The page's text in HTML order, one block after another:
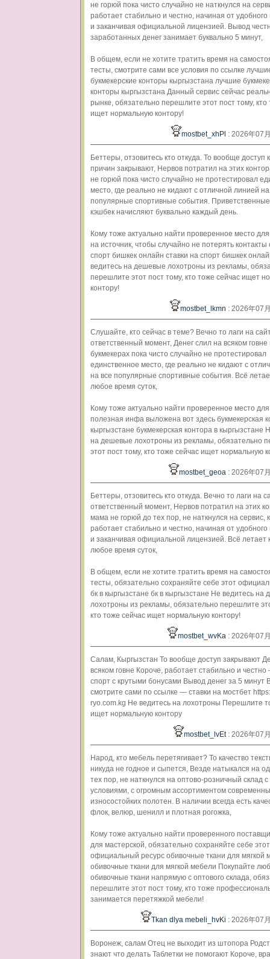
не горюй пока чисто случайно не наткнулся на
работает стабильно и честно, начиная от
и заканчивая официальной лицензией. Вывод
заработанных денег занимает буквально 5 минут,
В общем, если не хотите тратить время на
тесты, смотрите сами все условия по ссылке
букмекерские конторы кыргызстана лучшие
конторы кыргызстана Данный сервис сейчас
рынке, обязательно перешлите этот пост тому, кто
ищет нормальную контору!
mostbet_xhPl : 2026年07
Беттеры, отзовитесь кто откуда. То вообще доступ
причин закрывают, Нервов потратил на этих
не горюй пока чисто случайно не протестировал
место, где реально не кидают с отличной линией
популярные спортивные события.
кэшбек начисляют буквально каждый день.
Кому тоже актуально найти проверенное место
на источник, чтобы случайно не потерять контакты
спорт бишкек онлайн ставки на спорт бишкек
ведитесь на дешевые лохотроны из рекламы,
перешлите этот пост тому, кто тоже сейчас ищет
контору!
mostbet_lkmn : 2026年07
Слушайте, кто сейчас в теме? Вечно то лаги на
ответственный момент, Денег слил на всяком
букмекерах пока чисто случайно не протестировал
единственное место, где реально не кидают с
на все популярные спортивные события. Всё
любое время суток,
Кому тоже актуально найти проверенное место
полезная инфа выложена вот здесь букмекерская
кыргызстане букмекерская контора в кыргызстане
на дешевые лохотроны из рекламы, обязательно
этот пост тому, кто тоже сейчас ищет нормальную
mostbet_geoa : 2026年07
Беттеры, отзовитесь кто откуда. Вечно то лаги на
ответственный момент, Нервов потратил на этих
мама не горюй до тех пор, не наткнулся на сервис,
работает стабильно и честно, начиная от
и заканчивая официальной лицензией. Всё летает
любое время суток,
В общем, если не хотите тратить время на
тесты, обязательно сохраняйте себе этот
бк в кыргызстане бк в кыргызстане Не ведитесь на
лохотроны из рекламы, обязательно перешлите
кто тоже сейчас ищет нормальную контору!
mostbet_wvKa : 2026年07
Салам, Кыргызстан То вообще доступ закрывают
всяком говне Короче, работает стабильно и
спорт с крутыми бонусами Вывод денег за 5 минут
смотрите сами по ссылке — ставки на мостбет
ryo.com.kg Не ведитесь на лохотроны Перешлите
ищет нормальную контору
mostbet_lvEt: 2026年07
Народ, кто мебель перетягивает? То качество
никуда не годное и сыпется, Везде натыкался на
тех пор, не наткнулся на оптово-розничный склад
условиями, с огромным ассортиментом
износостойких полотен. В наличии всегда есть
флок, велюр, шенилл и плотная рогожка,
Кому тоже актуально найти проверенного
для мастерской, обязательно сохраняйте себе этот
официальный ресурс обивочные ткани для мягкой
обивочные ткани для мягкой мебели Покупайте
обивочные ткани напрямую с оптового склада,
перешлите этот пост тому, кто тоже
занимается перетяжкой мебели!
Tkan dlya mebeli_hvKi : 2026年07
Воронеж, салам Отец не выходит из штопора
знают что делать Таблетки не помогают Короче,